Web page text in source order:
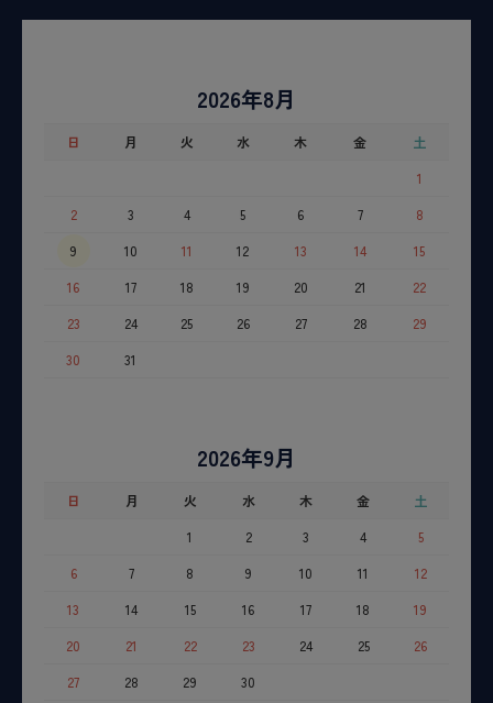
2026年8月
日 月 火 水 木 金
土
1
2
3 4 5 6 7
8
9
10 11 12 13 14
15
16
17 18 19 20 21
22
23
24 25 26 27 28
29
30
31
2026年9月
日 月 火 水 木 金
土
1
2 3 4
5
6
7 8 9 10 11
12
13
14 15 16 17 18
19
20
21 22 23 24 25
26
27
28 29 30